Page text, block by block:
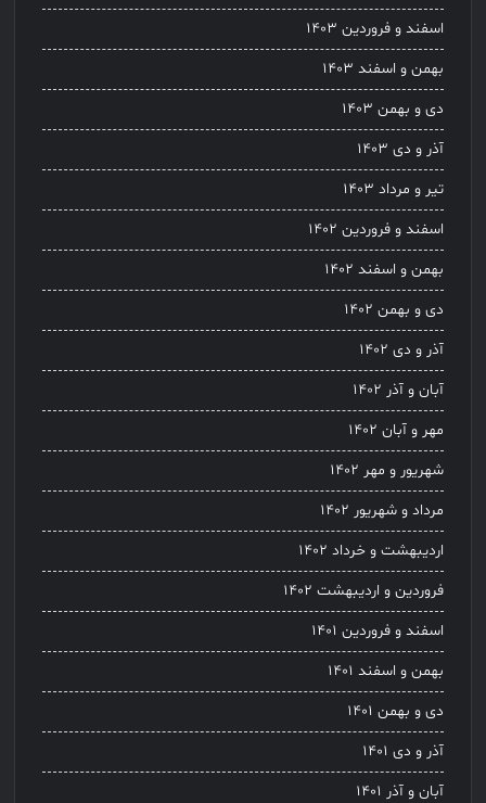
اسفند و فروردین ۱۴۰۳
بهمن و اسفند ۱۴۰۳
دی و بهمن ۱۴۰۳
آذر و دی ۱۴۰۳
تیر و مرداد ۱۴۰۳
اسفند و فروردین ۱۴۰۲
بهمن و اسفند ۱۴۰۲
دی و بهمن ۱۴۰۲
آذر و دی ۱۴۰۲
آبان و آذر ۱۴۰۲
مهر و آبان ۱۴۰۲
شهریور و مهر ۱۴۰۲
مرداد و شهریور ۱۴۰۲
اردیبهشت و خرداد ۱۴۰۲
فروردین و اردیبهشت ۱۴۰۲
اسفند و فروردین ۱۴۰۱
بهمن و اسفند ۱۴۰۱
دی و بهمن ۱۴۰۱
آذر و دی ۱۴۰۱
آبان و آذر ۱۴۰۱